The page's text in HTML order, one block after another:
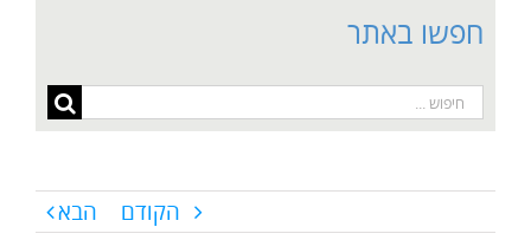
הקודם הבא
חפשו באתר
חיפוש...